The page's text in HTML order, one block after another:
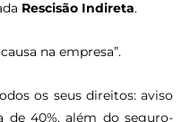
Rescisão Indireta.
na empresa”.
os seus direitos: aviso
de 40%, além do seguro-